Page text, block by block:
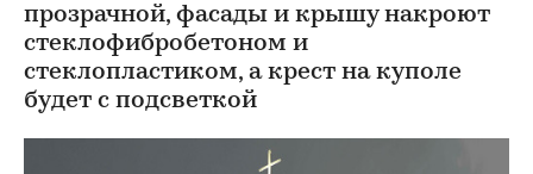
прозрачной, фасады и крышу накроют
стеклофибробетоном и
стеклопластиком, а крест на куполе
будет с подсветкой